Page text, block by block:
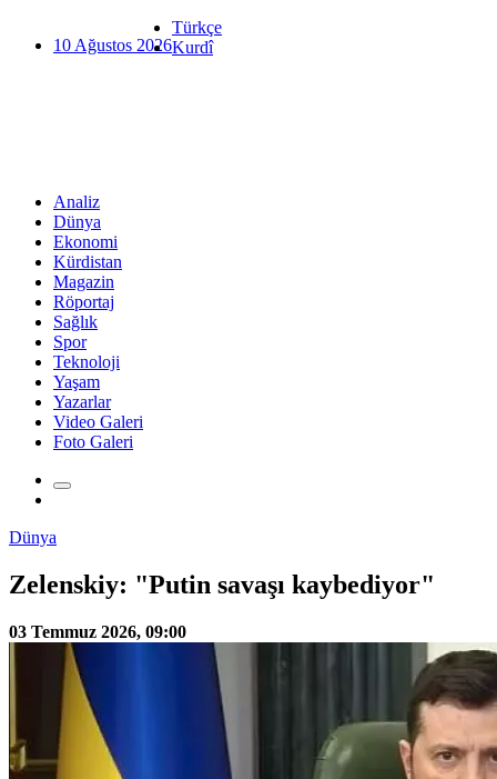
10 Ağustos 2026
Türkçe
Kurdî
Analiz
Dünya
Ekonomi
Kürdistan
Magazin
Röportaj
Sağlık
Spor
Teknoloji
Yaşam
Yazarlar
Video Galeri
Foto Galeri
Dünya
Zelenskiy: "Putin savaşı kaybediyor"
03 Temmuz 2026, 09:00